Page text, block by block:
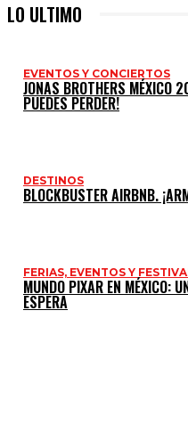
LO ULTIMO
EVENTOS Y CONCIERTOS
JONAS BROTHERS MÉXICO
PUEDES PERDER!
DESTINOS
BLOCKBUSTER AIRBNB.
FERIAS, EVENTOS Y
MUNDO PIXAR EN MÉXICO:
ESPERA